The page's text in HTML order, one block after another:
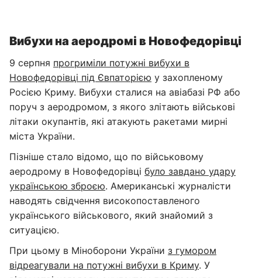
Вибухи на аеродромі в Новофедорівці
9 серпня прогриміли потужні вибухи в
Новофедорівці під Євпаторією у захопленому
Росією Криму. Вибухи сталися на авіабазі РФ або
поруч з аеродромом, з якого злітають військові
літаки окупантів, які атакують ракетами мирні
міста України.
Пізніше стало відомо, що по військовому
аеродрому в Новофедорівці було завдано удару
українською зброєю. Американські журналісти
наводять свідчення високопоставленого
українського військового, який знайомий з
ситуацією.
При цьому в Міноборони України з гумором
відреагували на потужні вибухи в Криму. У